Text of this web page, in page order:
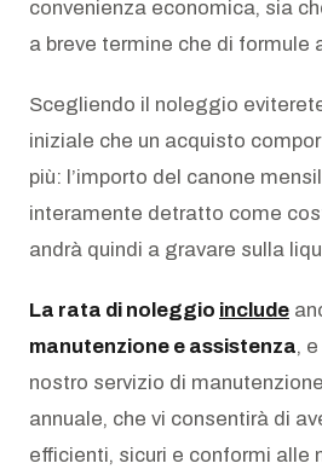
convenienza economica, sia
a breve termine che di formule
Scegliendo il noleggio
iniziale che un acquisto
più: l’importo del canone
interamente detratto come
andrà quindi a gravare sulla
La rata di noleggio include
manutenzione e assistenza,
nostro servizio di
annuale, che vi consentirà di
efficienti, sicuri e conformi alle